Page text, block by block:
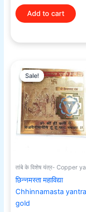
Add to cart
Sale!
Sale!
तांबे के विशेष यंत्र- Copper
छिन्नमस्ता महाविद्या
Chhinnamasta yantra
gold
price
was:
₹371.00.
price
is:
₹161.00.